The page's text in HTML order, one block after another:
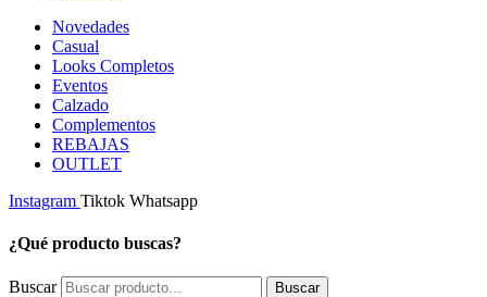
Novedades
Casual
Looks Completos
Eventos
Calzado
Complementos
REBAJAS
OUTLET
Instagram Tiktok Whatsapp
¿Qué producto buscas?
Buscar Buscar